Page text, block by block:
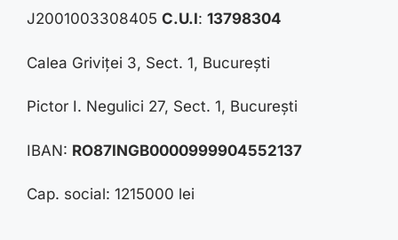
J2001003308405 C.U.I: 13798304
Calea Griviței 3, Sect. 1, București
Pictor I. Negulici 27, Sect. 1, București
IBAN: RO87INGB0000999904552137
Cap. social: 1215000 lei